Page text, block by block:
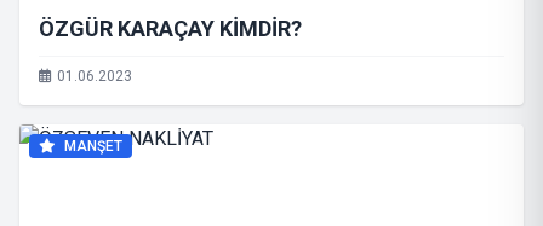
ÖZGÜR KARAÇAY KİMDİR?
01.06.2023
MANŞET